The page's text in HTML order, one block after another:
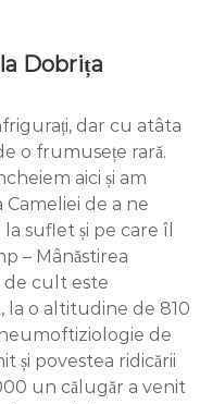
Dobrița
dar cu atâta
o frumusețe rară.
aici și am
de a ne
suflet și pe care îl
– Mânăstirea
de cult este
o altitudine de 810
de
și povestea ridicării
un călugăr a venit